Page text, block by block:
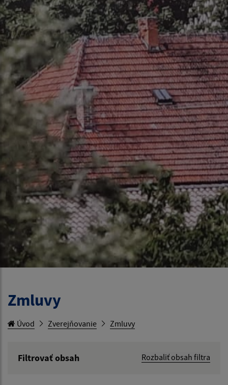
Zmluvy
Úvod Zverejňovanie Zmluvy
Filtrovať obsah
Rozbaliť obsah filtra